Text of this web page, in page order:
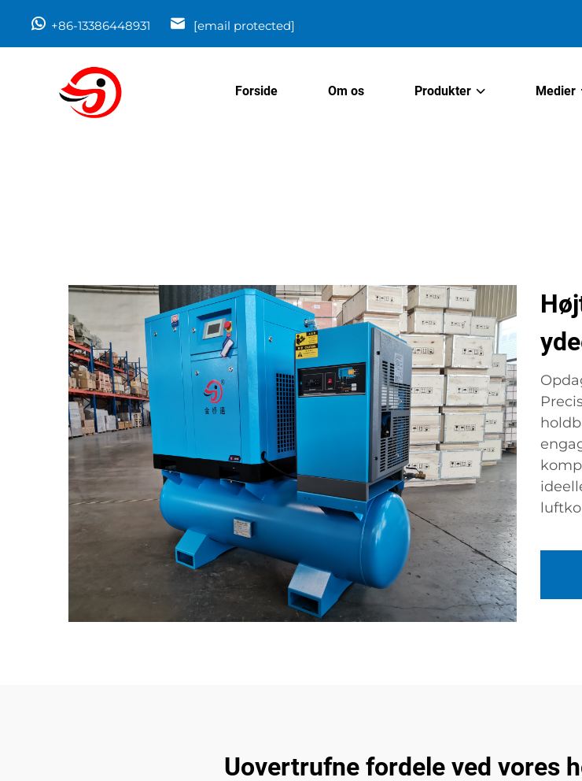
+86-13386448931 [email protected]
Forside Om os Produkter Medier
Uovertrufne fordele ved vores